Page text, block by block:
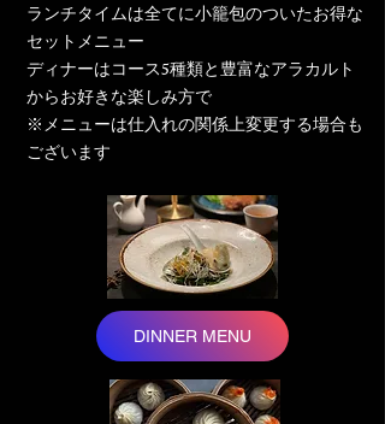
ランチタイムは全てに小籠包のついたお得な
セットメニュー
ディナーはコース5種類と豊富なアラカルト
からお好きな楽しみ方で
​※メニューは仕入れの関係上変更する場合も
ございます
DINNER MENU